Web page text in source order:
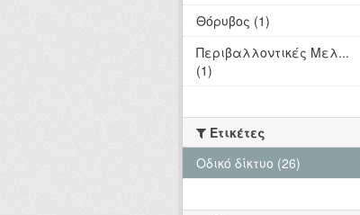
Θόρυβος (1)
Περιβαλλοντικές Μελ...
(1)
Ετικέτες
Οδικό δίκτυο (26)